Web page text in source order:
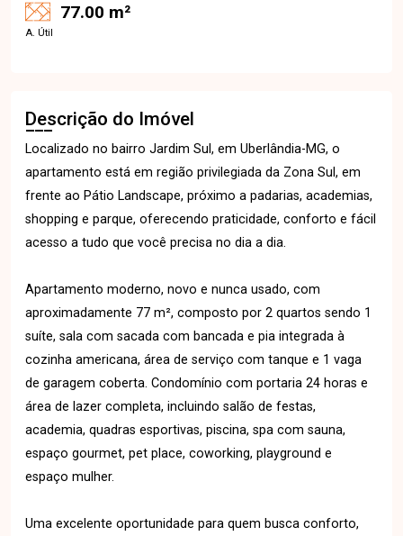
77.00 m²
A. Útil
Descrição do Imóvel
Localizado no bairro Jardim Sul, em Uberlândia-MG, o
apartamento está em região privilegiada da Zona Sul, em
frente ao Pátio Landscape, próximo a padarias, academias,
shopping e parque, oferecendo praticidade, conforto e fácil
acesso a tudo que você precisa no dia a dia.
Apartamento moderno, novo e nunca usado, com
aproximadamente 77 m², composto por 2 quartos sendo 1
suíte, sala com sacada com bancada e pia integrada à
cozinha americana, área de serviço com tanque e 1 vaga
de garagem coberta. Condomínio com portaria 24 horas e
área de lazer completa, incluindo salão de festas,
academia, quadras esportivas, piscina, spa com sauna,
espaço gourmet, pet place, coworking, playground e
espaço mulher.
Uma excelente oportunidade para quem busca conforto,